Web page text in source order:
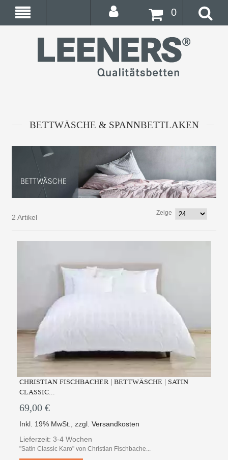
0
BETTWÄSCHE & SPANNBETTLAKEN
2 Artikel
Zeige
CHRISTIAN FISCHBACHER | BETTWÄSCHE | SATIN
CLASSIC...
69,00 €
Inkl. 19% MwSt. ,zzgl.Versandkosten
Lieferzeit: 3-4 Wochen
"Satin Classic Karo" von Christian Fischbache...